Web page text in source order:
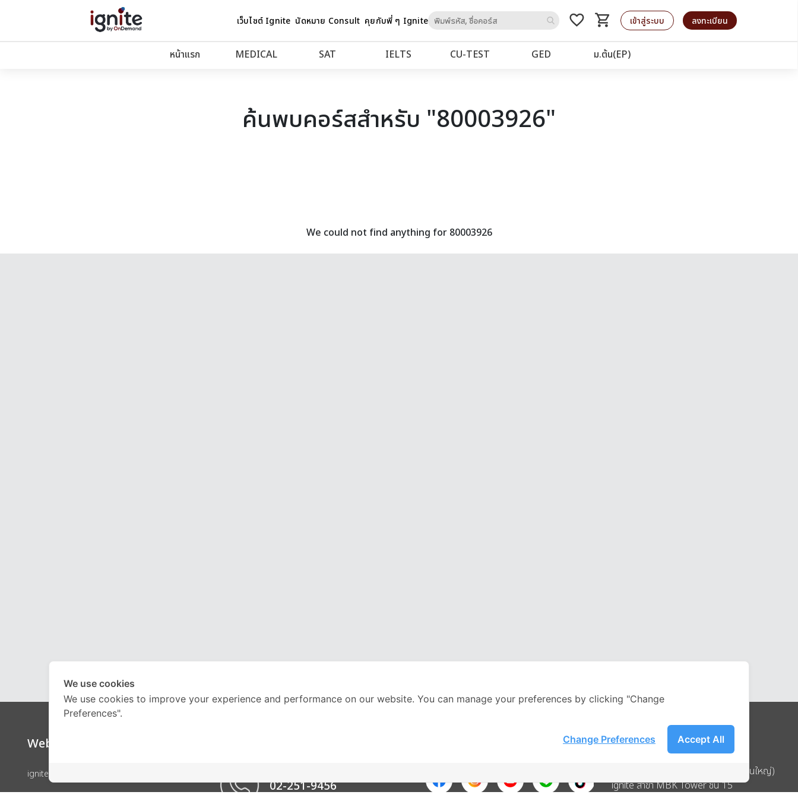
เว็บไซต์ Ignite นัดหมาย Consult คุยกับพี่ ๆ Igniteto
favorite_border shopping_cart
รถเข็น เข้าสู่ระบบ ลงทะเบียน
หน้าแรก MEDICAL SAT IELTS CU‑TEST GED ม.ต้น(EP)
ค้นพบคอร์สสำหรับ "80003926"
We could not find anything for 80003926
Website
ignite by OnDemand
02-251-9456
Address
บริษัท อิกไนท์ เอ สตาร์ จำกัด (สำนักงานใหญ่)
ignite สาขา MBK Tower ชั้น 15
We use cookies
We use cookies to improve your experience and performance on our website. You can manage your preferences by clicking "Change
Preferences".
Accept All
Change Preferences